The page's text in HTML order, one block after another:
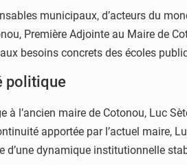
municipaux, d’acteurs du
Première Adjointe au Maire de
besoins concrets des écoles
politique
l’ancien maire de Cotonou, Luc
apportée par l’actuel maire,
d’une dynamique institutionnelle